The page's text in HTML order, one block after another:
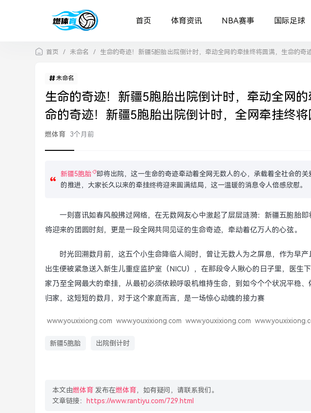
首页 体育资讯 NBA赛事 国际足球
首页 / 未命名 / 生命的奇迹！新疆5胞胎出院倒计时，牵动全网的牵挂终将圆满，生命的
未命名
生命的奇迹！新疆5胞胎出院倒计时，牵动全网
命的奇迹！新疆5胞胎出院倒计时，全网牵挂终将
燃体育 3个月前
新疆5胞胎 即将出院，这一生命的奇迹牵动着全网无数人的心，承载着全社会的关
的推进，大家长久以来的牵挂终将迎来圆满结局，这一温暖的消息令人倍感欣慰。
一则喜讯如春风般拂过网络，在无数网友心中激起了层层涟漪：新疆五胞胎
将迎来的团圆时刻，更是一段全网共同见证的生命奇迹，牵动着亿万人的心弦。
时光回溯数月前，这五个小生命降临人间时，曾让无数人为之屏息，作为早
出生便被紧急送入新生儿重症监护室（NICU），在那段令人揪心的日子里，医生
家乃至全网最大的牵挂，从最初必须依赖呼吸机维持生命，到如今个个状况平稳
归家，这短短的数月，对于这个家庭而言，是一场惊心动魄的接力赛
www.youxixiong.com www.youxixiong.com www.youxixiong.com
新疆5胞胎 出院倒计时
本文由燃体育 发布在燃体育，如有疑问，请联系我们。
文章链接：
https://www.rantiyu.com/729.html